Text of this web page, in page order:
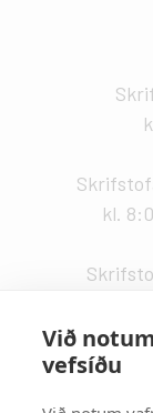
Við
vefsíðu
kl.